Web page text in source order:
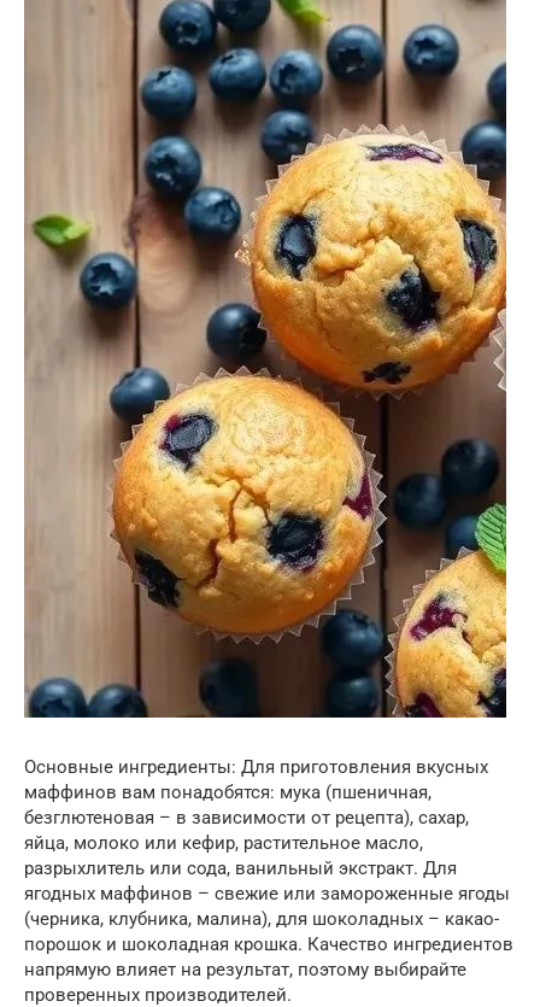
Основные ингредиенты: Для приготовления вкусных
маффинов вам понадобятся: мука (пшеничная,
безглютеновая – в зависимости от рецепта), сахар,
яйца, молоко или кефир, растительное масло,
разрыхлитель или сода, ванильный экстракт. Для
ягодных маффинов – свежие или замороженные ягоды
(черника, клубника, малина), для шоколадных – какао-
порошок и шоколадная крошка. Качество ингредиентов
напрямую влияет на результат, поэтому выбирайте
проверенных производителей.